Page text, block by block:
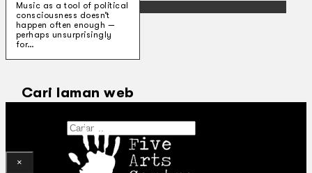
EN
Cari laman web
×
Music as a tool of political
consciousness doesn’t
happen often enough —
perhaps unsurprisingly
for…